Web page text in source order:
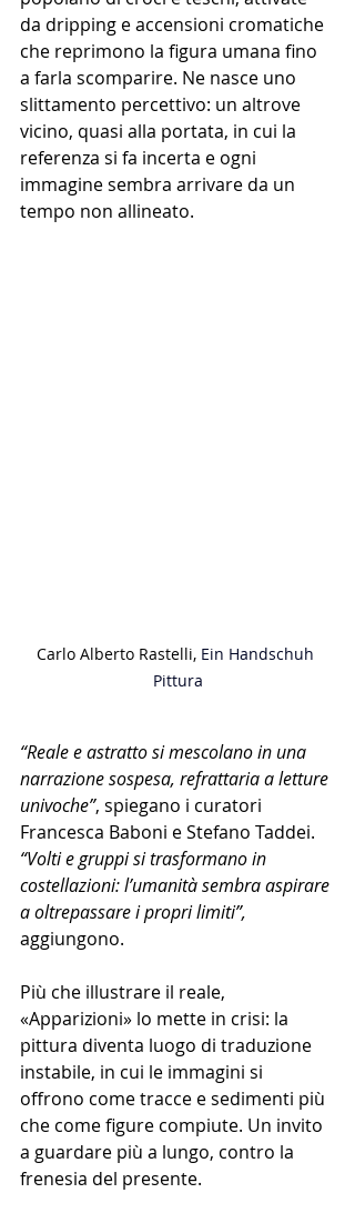
da dripping e accensioni cromatiche
che reprimono la figura umana fino
a farla scomparire. Ne nasce uno
slittamento percettivo: un altrove
vicino, quasi alla portata, in cui la
referenza si fa incerta e ogni
immagine sembra arrivare da un
tempo non allineato.
Carlo Alberto Rastelli, Ein Handschuh
Pittura
“Reale e astratto si mescolano in una
narrazione sospesa, refrattaria a letture
univoche”, spiegano i curatori
Francesca Baboni e Stefano Taddei.
“Volti e gruppi si trasformano in
costellazioni: l’umanità sembra aspirare
a oltrepassare i propri limiti”,
aggiungono.
Più che illustrare il reale,
«Apparizioni» lo mette in crisi: la
pittura diventa luogo di traduzione
instabile, in cui le immagini si
offrono come tracce e sedimenti più
che come figure compiute. Un invito
a guardare più a lungo, contro la
frenesia del presente.